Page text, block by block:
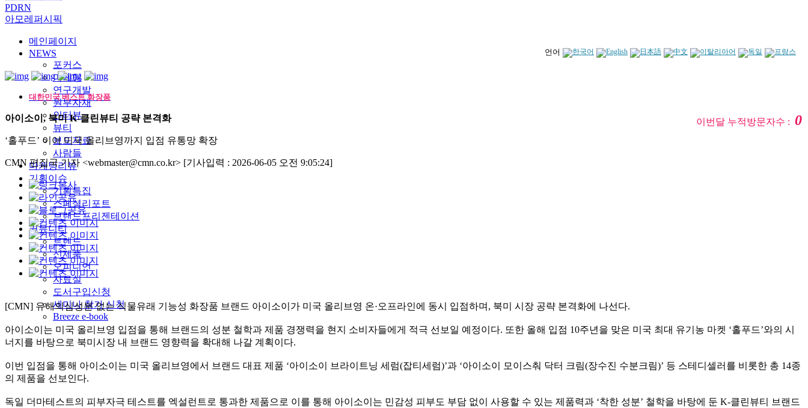
PDRN
아모레퍼시픽
언어
메인페이지
NEWS
포커스
마케팅
연구개발
원부자재
인터뷰
뷰티
보도자료
사람들
마케팅리뷰
기획이슈
기획특집
스페셜리포트
브랜드프리젠테이션
커뮤니티
트렌드
신제품
오피니언
자료실
도서구입신청
세미나 참가 신청
Breeze e-book
대한민국 베스트 화장품
이번달 누적방문자수 :0
아이소이, 북미 K-클린뷰티 공략 본격화
‘홀푸드’ 이어 미국 올리브영까지 입점 유통망 확장
CMN 편집국 기자 <webmaster@cmn.co.kr> [기사입력 : 2026-06-05 오전 9:05:24]
[CMN] 유해의심성분 없는 식물유래 기능성 화장품 브랜드 아이소이가 미국 올리브영 온·오프라인에 동시 입점하며, 북미 시장 공략 본격화에 나선다.
아이소이는 미국 올리브영 입점을 통해 브랜드의 성분 철학과 제품 경쟁력을 현지 소비자들에게 적극 선보일 예정이다. 또한 올해 입점 10주년을 맞은 미국 최대 유기농 마켓 ‘홀푸드’와의 시
너지를 바탕으로 북미시장 내 브랜드 영향력을 확대해 나갈 계획이다.
이번 입점을 통해 아이소이는 미국 올리브영에서 브랜드 대표 제품 ‘아이소이 브라이트닝 세럼(잡티세럼)’과 ‘아이소이 모이스춰 닥터 크림(장수진 수분크림)’ 등 스테디셀러를 비롯한 총 14종
의 제품을 선보인다.
독일 더마테스트의 피부자극 테스트를 엑설런트로 통과한 제품으로 이를 통해 아이소이는 민감성 피부도 부담 없이 사용할 수 있는 제품력과 ‘착한 성분’ 철학을 바탕에 둔 K-클린뷰티 브랜드